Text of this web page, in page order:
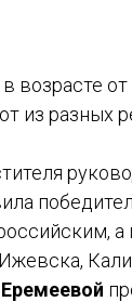
возрасте
из разных